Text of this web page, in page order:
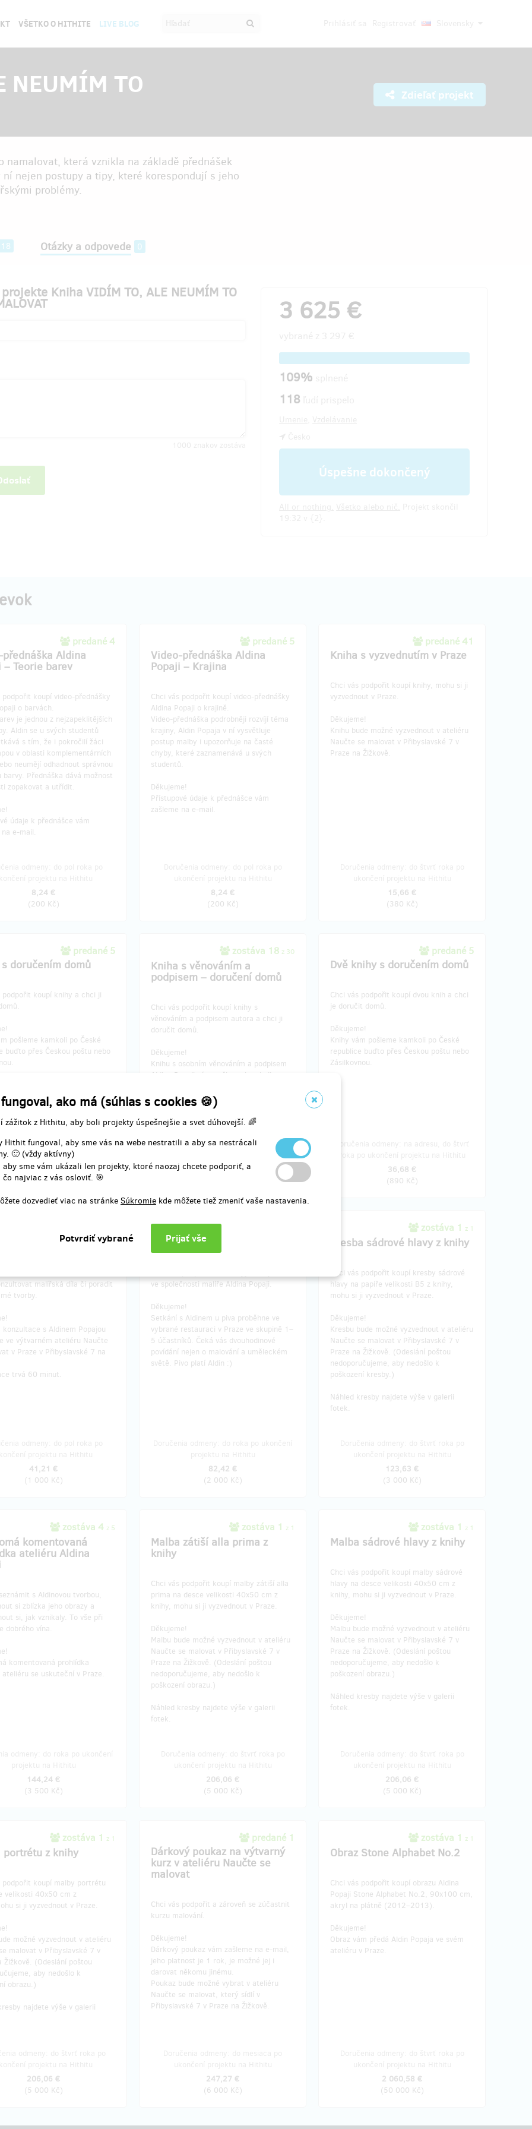
ako má (súhlas s cookies 🍪)
zážitok z Hithitu, aby boli projekty úspešnejšie a svet dúhovejší. 🌈
fungoval, aby sme vás na webe nestratili a aby sa nestrácali
🙂 (vždy aktívny)
sme vám ukázali len projekty, ktoré naozaj chcete podporiť, a
najviac z vás osloviť. 🎯
dozvedieť viac na stránke Súkromie kde môžete tiež zmeniť vaše nastavenia.
VŠETKO O HITHITE LIVE BLOG
NEUMÍM TO Zdieľať projekt
která vznikla na základě přednášek
nejen postupy a tipy, které korespondují s jeho
problémy.
Otázky a odpovede 0
Kniha VIDÍM TO, ALE NEUMÍM TO
3 625 €
109%
118
Úspešne dokončený
predané 4
Aldina
– Teorie barev
podpořit koupí video-přednášky
o barvách.
je jednou z nejzapeklitějších
Aldin se u svých studentů
s tím, že i pokročilí žáci
v oblasti komplementárních
neumějí odhadnout správnou
barvy. Přednáška dává možnost
zopakovat a utřídit.
údaje k přednášce vám
e-mail.
8,24 €
(200 Kč)
predané 5
Video-přednáška Aldina
Popaji – Krajina
Chci vás podpořit koupí video-přednášky
Aldina Popaji o krajině.
Video-přednáška podrobněji rozvíjí téma
krajiny, Aldin Popaja v ní vysvětluje
postup malby i upozorňuje na časté
chyby, které zaznamenává u svých
studentů.
Děkujeme!
Přístupové údaje k přednášce vám
zašleme na e-mail.
8,24 €
(200 Kč)
predané 41
Kniha s vyzvednutím v Praze
Chci vás podpořit koupí knihy, mohu si ji
vyzvednout v Praze.
Děkujeme!
Knihu bude možné vyzvednout v ateliéru
Naučte se malovat v Přibyslavské 7 v
Praze na Žižkově.
15,66 €
(380 Kč)
predané 5
doručením domů
podpořit koupí knihy a chci ji
pošleme kamkoli po České
buďto přes Českou poštu nebo
odmeny: na adresu, do štvrť
ukončení projektu na Hithitu
21,84 €
(530 Kč)
zostáva 18 z 30
Kniha s věnováním a
podpisem – doručení domů
Chci vás podpořit koupí knihy s
věnováním a podpisem autora a chci ji
doručit domů.
Děkujeme!
Knihu s osobním věnováním a podpisem
Aldina Popaji vám pošleme kamkoli po
nebo Zásilkovnou.
Doručenia odmeny: na adresu, do štvrť
roka po ukončení projektu na Hithitu
24,31 €
predané 5
Dvě knihy s doručením domů
Chci vás podpořit koupí dvou knih a chci
je doručit domů.
Děkujeme!
Knihy vám pošleme kamkoli po České
republice buďto přes Českou poštu nebo
Zásilkovnou.
36,68 €
(890 Kč)
konzultace s
malířská díla či poradit
tvorby.
konzultace s Aldinem Popajou
ve výtvarném ateliéru Naučte
v Praze v Přibyslavské 7 na
trvá 60 minut.
41,21 €
(1 000 Kč)
S Aldinem Popajou na pivo
ve společnosti malíře Aldina Popaji.
Děkujeme!
Setkání s Aldinem u piva proběhne ve
vybrané restauraci v Praze ve skupině 1–
5 účastníků. Čeká vás dvouhodinové
povídání nejen o malování a uměleckém
světě. Pivo platí Aldin :)
82,42 €
(2 000 Kč)
zostáva 1 z 1
Kresba sádrové hlavy z knihy
Chci vás podpořit koupí kresby sádrové
hlavy na papíře velikosti B5 z knihy,
mohu si ji vyzvednout v Praze.
Děkujeme!
Kresbu bude možné vyzvednout v ateliéru
Naučte se malovat v Přibyslavské 7 v
Praze na Žižkově. (Odeslání poštou
nedoporučujeme, aby nedošlo k
poškození kresby.)
Náhled kresby najdete výše v galerii
fotek.
123,63 €
(3 000 Kč)
zostáva 4 z 5
komentovaná
ateliéru Aldina
s Aldinovou tvorbou,
si zblízka jeho obrazy a
si, jak vznikaly. To vše při
dobrého vína.
komentovaná prohlídka
ateliéru se uskuteční v Praze.
144,24 €
(3 500 Kč)
zostáva 1 z 1
Malba zátiší alla prima z
knihy
Chci vás podpořit koupí malby zátiší alla
prima na desce velikosti 40x50 cm z
knihy, mohu si ji vyzvednout v Praze.
Děkujeme!
Malbu bude možné vyzvednout v ateliéru
Naučte se malovat v Přibyslavské 7 v
Praze na Žižkově. (Odeslání poštou
nedoporučujeme, aby nedošlo k
poškození obrazu.)
Náhled kresby najdete výše v galerii
fotek.
206,06 €
(5 000 Kč)
zostáva 1 z 1
Malba sádrové hlavy z knihy
Chci vás podpořit koupí malby sádrové
hlavy na desce velikosti 40x50 cm z
knihy, mohu si ji vyzvednout v Praze.
Děkujeme!
Malbu bude možné vyzvednout v ateliéru
Naučte se malovat v Přibyslavské 7 v
Praze na Žižkově. (Odeslání poštou
nedoporučujeme, aby nedošlo k
poškození obrazu.)
Náhled kresby najdete výše v galerii
fotek.
206,06 €
(5 000 Kč)
zostáva 1 z 1
portrétu z knihy
podpořit koupí malby portrétu
velikosti 40x50 cm z
si ji vyzvednout v Praze.
možné vyzvednout v ateliéru
malovat v Přibyslavské 7 v
Žižkově. (Odeslání poštou
aby nedošlo k
obrazu.)
najdete výše v galerii
206,06 €
(5 000 Kč)
predané 1
Dárkový poukaz na výtvarný
kurz v ateliéru Naučte se
malovat
Chci vás podpořit a zároveň se zúčastnit
kurzu malování.
Děkujeme!
Dárkový poukaz vám zašleme na e-mail,
jeho platnost je 1 rok, je možné jej i
darovat někomu jinému.
Poukaz bude možné vybrat v ateliéru
Naučte se malovat, který sídlí v
Přibyslavské 7 v Praze na Žižkově.
247,27 €
(6 000 Kč)
zostáva 1 z 1
Obraz Stone Alphabet No.2
Chci vás podpořit koupí obrazu Aldina
Popaji Stone Alphabet No.2, 90x100 cm,
akryl na plátně (2012–2013).
Děkujeme!
Obraz vám předá Aldin Popaja ve svém
ateliéru v Praze.
2 060,58 €
(50 000 Kč)